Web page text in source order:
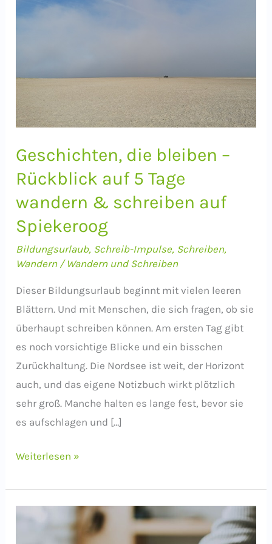
Geschichten, die bleiben –
Rückblick auf 5 Tage
wandern & schreiben auf
Spiekeroog
Bildungsurlaub, Schreib-Impulse, Schreiben,
Wandern/ Wandern und Schreiben
Dieser Bildungsurlaub beginnt mit vielen leeren
Blättern. Und mit Menschen, die sich fragen, ob sie
überhaupt schreiben können. Am ersten Tag gibt
es noch vorsichtige Blicke und ein bisschen
Zurückhaltung. Die Nordsee ist weit, der Horizont
auch, und das eigene Notizbuch wirkt plötzlich
sehr groß. Manche halten es lange fest, bevor sie
es aufschlagen und […]
Geschichten,
bleiben
Weiterlesen »